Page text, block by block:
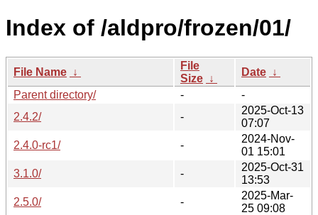
Index of /aldpro/frozen/01/
File Name ↓
File
Size ↓
Date ↓
Parent directory/
-
-
2.4.2/
-
2025-Oct-13
07:07
2.4.0-rc1/
-
2024-Nov-
01 15:01
3.1.0/
-
2025-Oct-31
13:53
2.5.0/
-
2025-Mar-
25 09:08